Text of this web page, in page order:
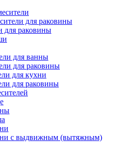
для раковины
для раковины
для ванны
для раковины
для кухни
для раковины
с выдвижным (вытяжным)